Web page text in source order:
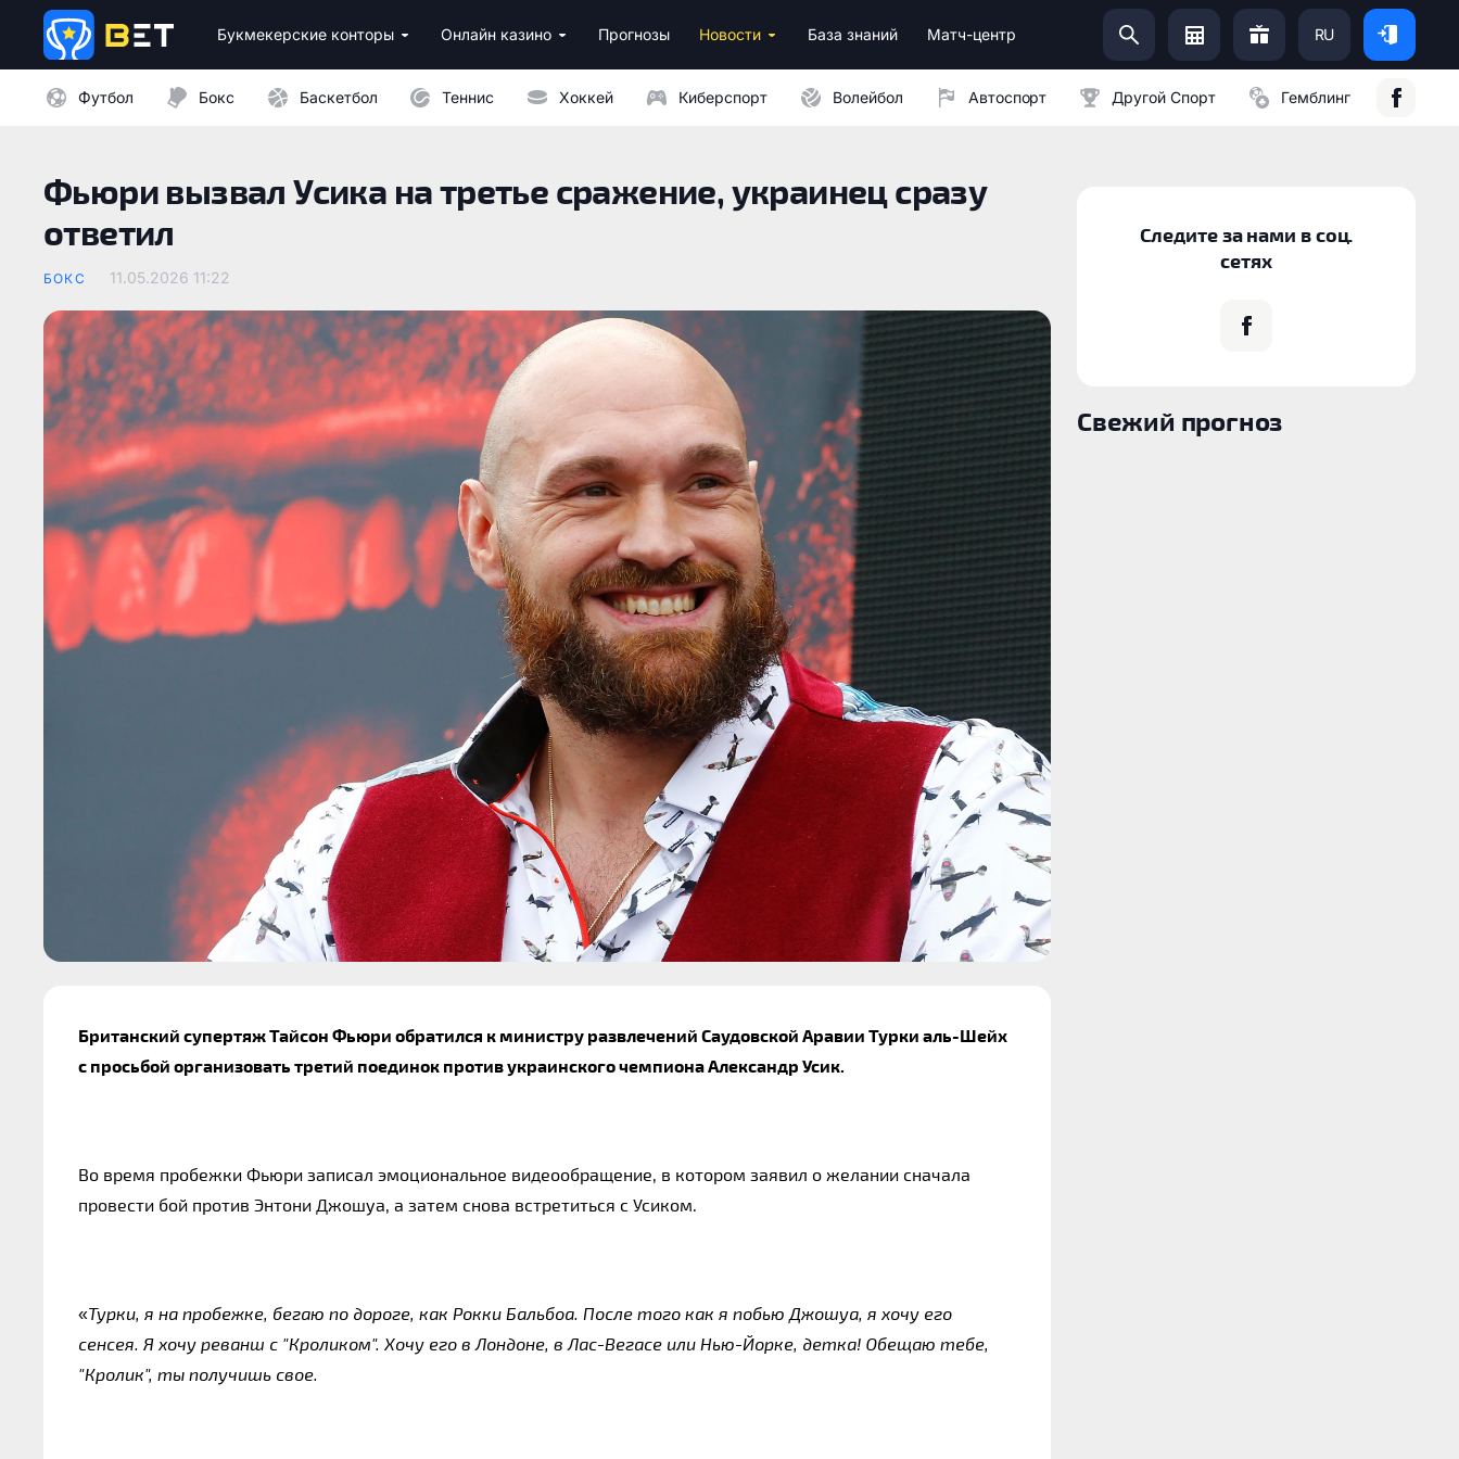
Букмекерские конторы Онлайн казино Прогнозы Новости База знаний Матч-центр RU
Футбол Бокс Баскетбол Теннис Хоккей Киберспорт Волейбол Автоспорт Другой Спорт Гемблинг
Фьюри вызвал Усика на третье сражение, украинец сразу
ответил
БОКС 11.05.2026 11:22
Британский супертяж Тайсон Фьюри обратился к министру развлечений Саудовской Аравии Турки аль-Шейх
с просьбой организовать третий поединок против украинского чемпиона Александр Усик.
Во время пробежки Фьюри записал эмоциональное видеообращение, в котором заявил о желании сначала
провести бой против Энтони Джошуа, а затем снова встретиться с Усиком.
«Турки, я на пробежке, бегаю по дороге, как Рокки Бальбоа. После того как я побью Джошуа, я хочу его
сенсея. Я хочу реванш с "Кроликом". Хочу его в Лондоне, в Лас-Вегасе или Нью-Йорке, детка! Обещаю тебе,
"Кролик", ты получишь свое.
Следите за нами в соц.
сетях
Свежий прогноз